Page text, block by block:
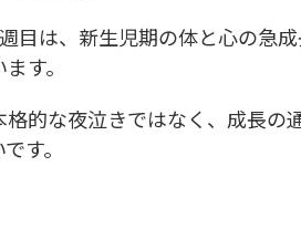
目は、新生児期の体と心の急
す。
格的な夜泣きではなく、成長
す。